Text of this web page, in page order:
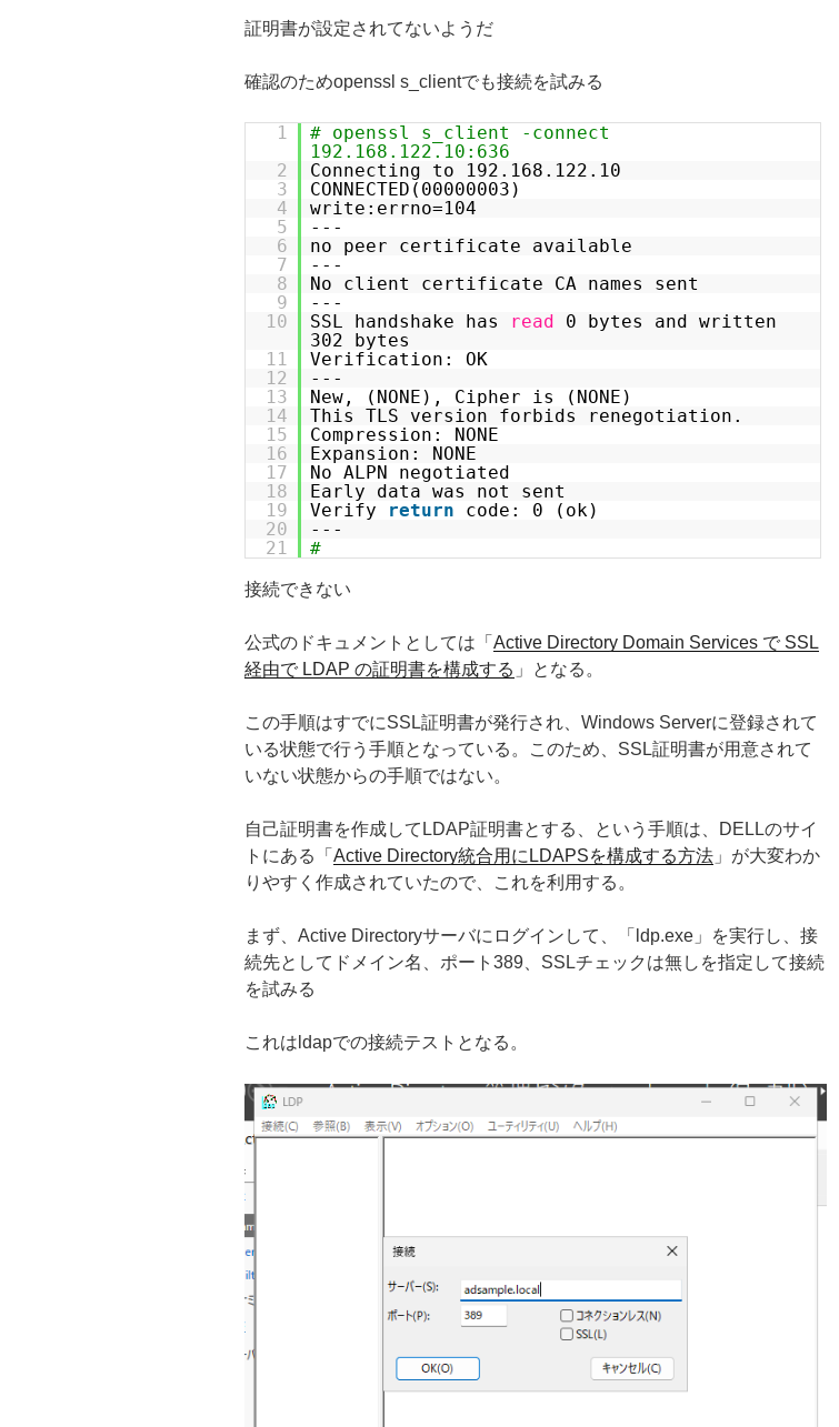
証明書が設定されてないようだ
確認のためopenssl s_clientでも接続を試みる
1
# openssl s_client -connect
192.168.122.10:636
2
Connecting to 192.168.122.10
3
CONNECTED(00000003)
4
write:errno=104
5
---
6
no peer certificate available
7
---
8
No client certificate CA names sent
9
---
10
SSL handshake has read
0 bytes and written
302 bytes
11
Verification: OK
12
---
13
New, (NONE), Cipher is (NONE)
14
This TLS version forbids renegotiation.
15
Compression: NONE
16
Expansion: NONE
17
No ALPN negotiated
18
Early data was not sent
19
Verify return
code: 0 (ok)
20
---
21
#
接続できない
公式のドキュメントとしては「 Active Directory Domain Services で SSL
経由で LDAP の証明書を構成する 」となる。
この手順はすでにSSL証明書が発行され、Windows Serverに登録されて
いる状態で行う手順となっている。このため、SSL証明書が用意されて
いない状態からの手順ではない。
自己証明書を作成してLDAP証明書とする、という手順は、DELLのサイ
トにある「 Active Directory統合用にLDAPSを構成する方法 」が大変わか
りやすく作成されていたので、これを利用する。
まず、Active Directoryサーバにログインして、「ldp.exe」を実行し、接
続先としてドメイン名、ポート389、SSLチェックは無しを指定して接続
を試みる
これはldapでの接続テストとなる。